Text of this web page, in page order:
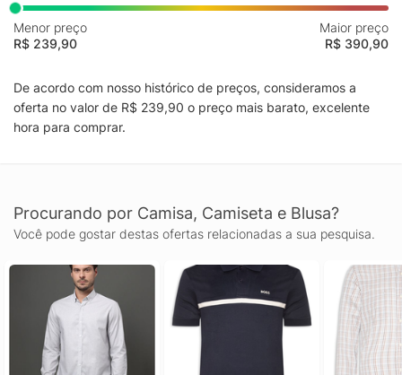
Menor preço
R$ 239,90
Maior preço
R$ 390,90
De acordo com nosso histórico de preços, consideramos a
oferta no valor de R$ 239,90 o preço mais barato, excelente
hora para comprar.
Procurando por Camisa, Camiseta e Blusa?
Você pode gostar destas ofertas relacionadas a sua pesquisa.